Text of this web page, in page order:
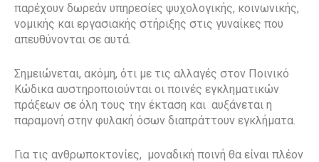
παρέχουν δωρεάν υπηρεσίες ψυχολογικής, κοινωνικής,
νομικής και εργασιακής στήριξης στις γυναίκες που
απευθύνονται σε αυτά.
Σημειώνεται, ακόμη, ότι με τις αλλαγές στον Ποινικό
Κώδικα αυστηροποιούνται οι ποινές εγκληματικών
πράξεων σε όλη τους την έκταση και αυξάνεται η
παραμονή στην φυλακή όσων διαπράττουν εγκλήματα.
Για τις ανθρωποκτονίες, μοναδική ποινή θα είναι πλέον